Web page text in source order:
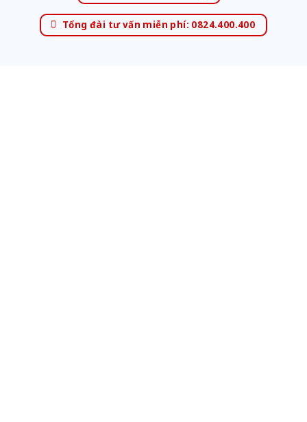
Tổng đài tư vấn miễn phí: 0824.400.400